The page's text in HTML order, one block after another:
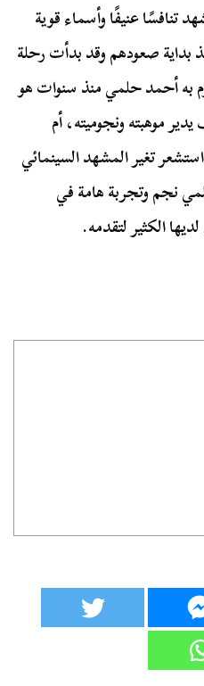
تنافسًا عنيفًا وأسماء قوية
بداية صعودهم وقد بدأت رحلة
به أحمد حلمي منذ سنوات هو
موهبته ونجوميته، أم
تغير المشهد السينمائي
نجم وتجربة هامة في
الكثير لتقدمه.